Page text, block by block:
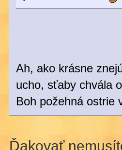
Ah, ako krásne
ucho, sťaby chvála
Boh požehná ostrie
Ďakovať